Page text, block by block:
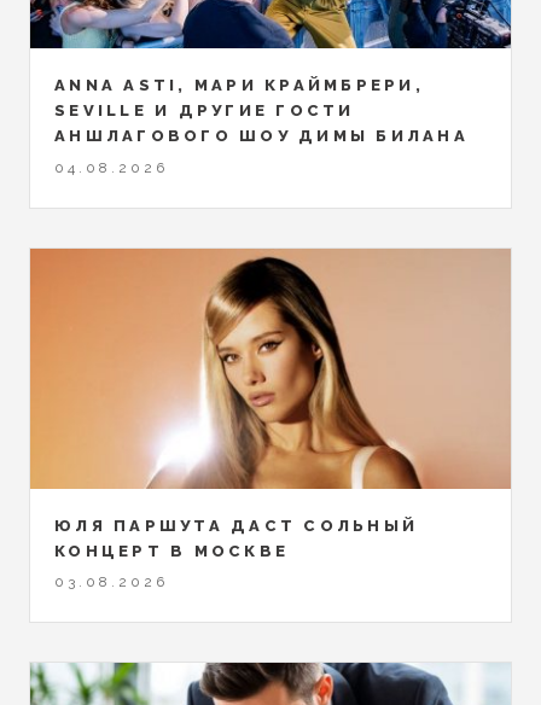
ANNA ASTI, МАРИ КРАЙМБРЕРИ,
SEVILLE И ДРУГИЕ ГОСТИ
АНШЛАГОВОГО ШОУ ДИМЫ БИЛАНА
04.08.2026
ЮЛЯ ПАРШУТА ДАСТ СОЛЬНЫЙ
КОНЦЕРТ В МОСКВЕ
03.08.2026